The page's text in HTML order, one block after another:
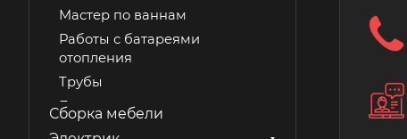
Мастер по ваннам
Работы с батареями
отопления
Трубы
Биде
Сборка мебели